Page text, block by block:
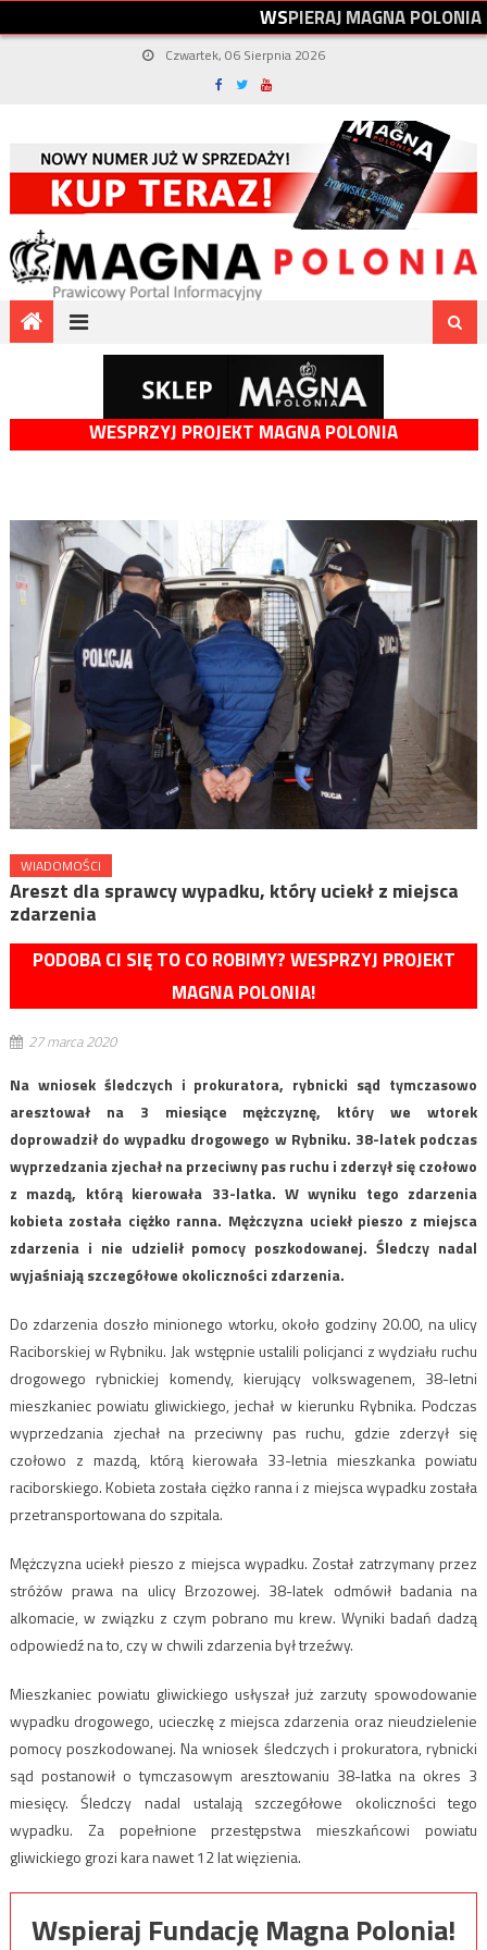
WSPIERAJMAGNAPOLONIA
Czwartek, 06 Sierpnia 2026
WESPRZYJ PROJEKT MAGNA POLONIA
WIADOMOŚCI
Areszt dla sprawcy wypadku, który uciekł z miejsca
zdarzenia
PODOBA CI SIĘ TO CO ROBIMY? WESPRZYJ PROJEKT
MAGNA POLONIA!
27 marca 2020
Na wniosek śledczych i prokuratora, rybnicki sąd tymczasowo
aresztował na 3 miesiące mężczyznę, który we wtorek
doprowadził do wypadku drogowego w Rybniku. 38-latek podczas
wyprzedzania zjechał na przeciwny pas ruchu i zderzył się czołowo
z mazdą, którą kierowała 33-latka. W wyniku tego zdarzenia
kobieta została ciężko ranna. Mężczyzna uciekł pieszo z miejsca
zdarzenia i nie udzielił pomocy poszkodowanej. Śledczy nadal
wyjaśniają szczegółowe okoliczności zdarzenia.
Do zdarzenia doszło minionego wtorku, około godziny 20.00, na ulicy
Raciborskiej w Rybniku. Jak wstępnie ustalili policjanci z wydziału ruchu
drogowego rybnickiej komendy, kierujący volkswagenem, 38-letni
mieszkaniec powiatu gliwickiego, jechał w kierunku Rybnika. Podczas
wyprzedzania zjechał na przeciwny pas ruchu, gdzie zderzył się
czołowo z mazdą, którą kierowała 33-letnia mieszkanka powiatu
raciborskiego. Kobieta została ciężko ranna i z miejsca wypadku została
przetransportowana do szpitala.
Mężczyzna uciekł pieszo z miejsca wypadku. Został zatrzymany przez
stróżów prawa na ulicy Brzozowej. 38-latek odmówił badania na
alkomacie, w związku z czym pobrano mu krew. Wyniki badań dadzą
odpowiedź na to, czy w chwili zdarzenia był trzeźwy.
Mieszkaniec powiatu gliwickiego usłyszał już zarzuty spowodowanie
wypadku drogowego, ucieczkę z miejsca zdarzenia oraz nieudzielenie
pomocy poszkodowanej. Na wniosek śledczych i prokuratora, rybnicki
sąd postanowił o tymczasowym aresztowaniu 38-latka na okres 3
miesięcy. Śledczy nadal ustalają szczegółowe okoliczności tego
wypadku. Za popełnione przestępstwa mieszkańcowi powiatu
gliwickiego grozi kara nawet 12 lat więzienia.
Wspieraj Fundację Magna Polonia!